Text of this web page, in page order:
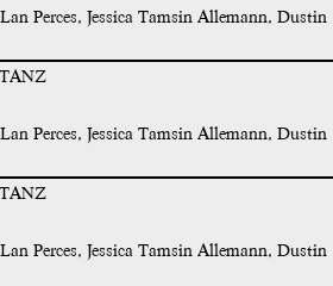
Perces, Jessica Tamsin Allemann, Dustin
Perces, Jessica Tamsin Allemann, Dustin
Perces, Jessica Tamsin Allemann, Dustin